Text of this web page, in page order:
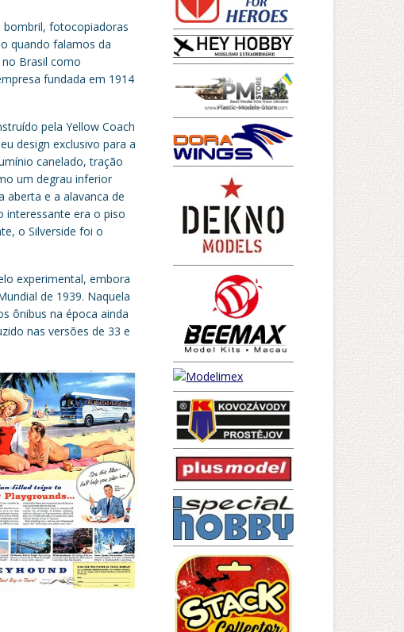
bombril, fotocopiadoras
quando falamos da
Brasil como
fundada em 1914
pela Yellow Coach
design exclusivo para a
canelado, tração
um degrau inferior
aberta e a alavanca de
interessante era o piso
o Silverside foi o
experimental, embora
de 1939. Naquela
ônibus na época ainda
nas versões de 33 e